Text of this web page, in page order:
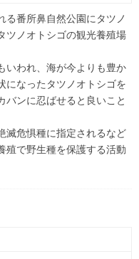
番所鼻自然公園にタツノ
ツノオトシゴの観光養殖場
いわれ、海が今よりも豊か
になったタツノオトシゴを
バンに忍ばせると良いこと
滅危惧種に指定されるなど
殖で野生種を保護する活動